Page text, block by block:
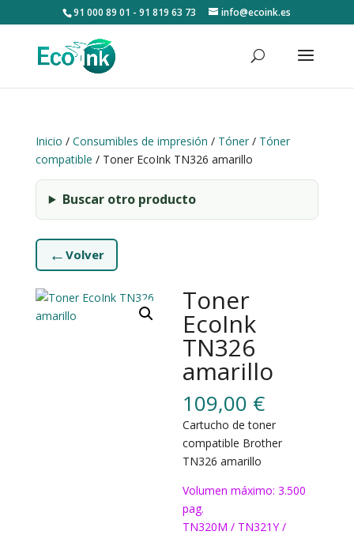
91 000 89 01 - 91 819 63 73 info@ecoink.es
Inicio / Consumibles de impresión / Tóner/ Tóner
compatible / Toner EcoInk TN326 amarillo
Buscar otro producto
← Volver
Toner
EcoInk
TN326
amarillo
109,00 €
Cartucho de toner
compatible Brother
TN326 amarillo
Volumen máximo: 3.500
pag.
TN320M / TN321Y /